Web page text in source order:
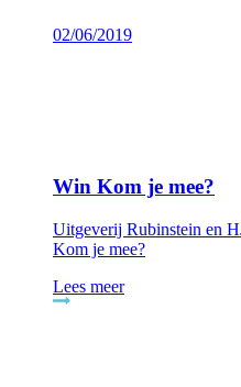
02/06/2019
Win Kom je mee?
Uitgeverij Rubinstein en
Kom je mee?
Lees meer